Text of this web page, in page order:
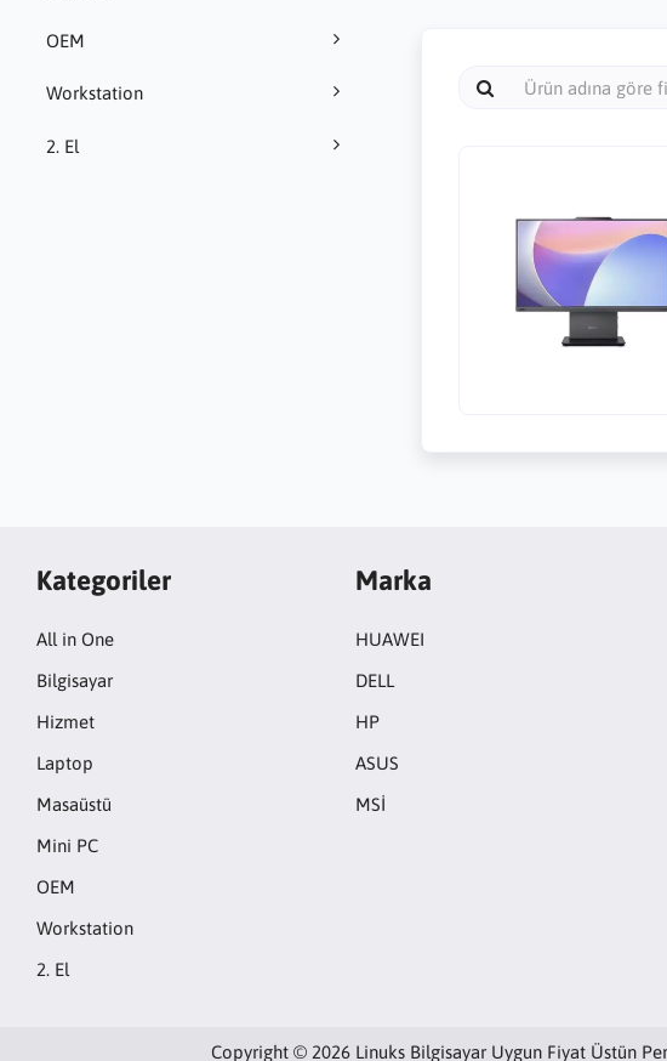
OEM
Workstation
2. El
Kategoriler
All in One
Bilgisayar
Hizmet
Laptop
Masaüstü
Mini PC
OEM
Workstation
2. El
Marka
HUAWEI
DELL
HP
ASUS
MSİ
Copyright © 2026 Linuks Bilgisayar Uygun Fiyat Üstün